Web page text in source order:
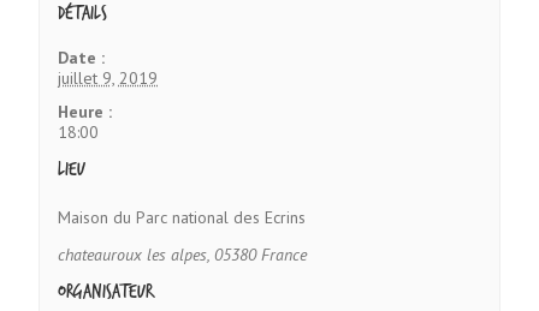
Détails
Date :
juillet 9, 2019
Heure :
18:00
Lieu
Maison du Parc national des Ecrins
chateauroux les alpes, 05380 France
Organisateur